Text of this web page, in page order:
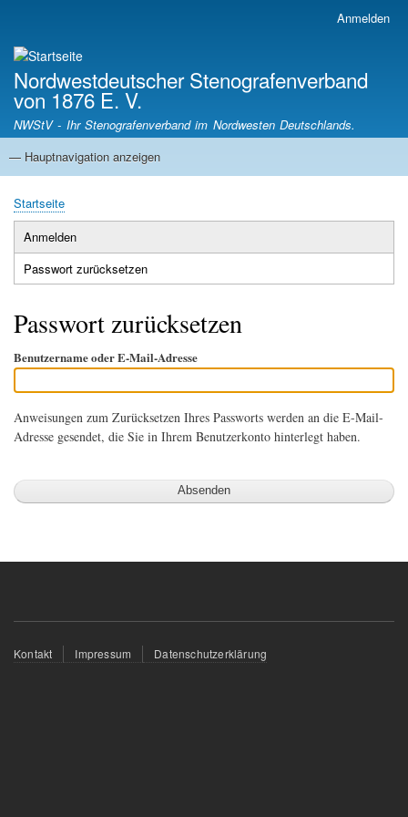
Anmelden
Nordwestdeutscher Stenografenverband
von 1876 E. V.
NWStV - Ihr Stenografenverband im Nordwesten Deutschlands.
Hauptnavigation
— Hauptnavigation anzeigen
Startseite
Mitgliedsvereine
Termine
Satzung
Pfadnavigation
Startseite
Primäre
Reiter
Anmelden
Passwort zurücksetzen
Reiter)
Passwort zurücksetzen
Benutzername oder E-Mail-Adresse
Anweisungen zum Zurücksetzen Ihres Passworts werden an die E-Mail-
Adresse gesendet, die Sie in Ihrem Benutzerkonto hinterlegt haben.
Fußzeilenmenü
Kontakt Impressum Datenschutzerklärung